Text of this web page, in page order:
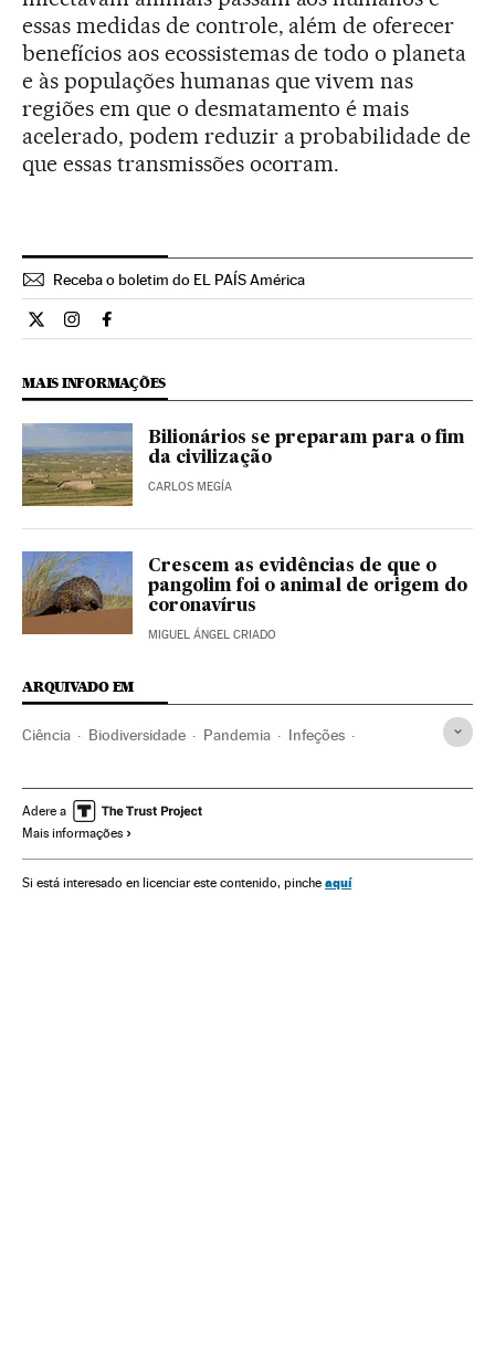
essas medidas de controle, além de oferecer
benefícios aos ecossistemas de todo o planeta
e às populações humanas que vivem nas
regiões em que o desmatamento é mais
acelerado, podem reduzir a probabilidade de
que essas transmissões ocorram.
Receba o boletim do EL PAÍS América
Ciencia El País Brasil en Twitter
Ciencia El País Brasil en Instagram
Ciencia El País Brasil en Facebook
MAIS INFORMAÇÕES
Bilionários se preparam para o fim
da civilização
CARLOS MEGÍA
Crescem as evidências de que o
pangolim foi o animal de origem do
coronavírus
MIGUEL ÁNGEL CRIADO
ARQUIVADO EM
Ciência Biodiversidade Pandemia Infeções
Doenças Emergencia sanitaria
Adere a
Mais informações
Si está interesado en licenciar este contenido, pinche aquí